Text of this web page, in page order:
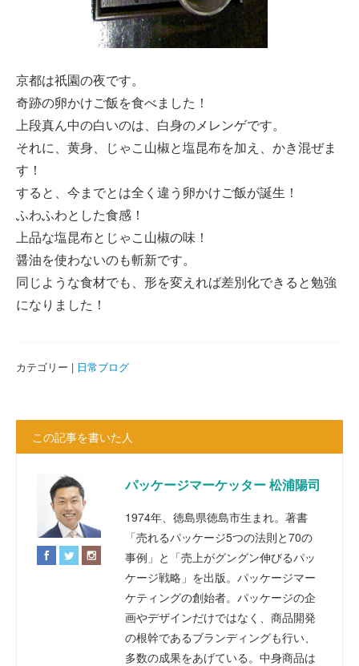
京都は祇園の夜です。
奇跡の卵かけご飯を食べました！
上段真ん中の白いのは、白身のメレンゲです。
それに、黄身、じゃこ山椒と塩昆布を加え、かき混ぜま
す！
すると、今までとは全く違う卵かけご飯が誕生！
ふわふわとした食感！
上品な塩昆布とじゃこ山椒の味！
醤油を使わないのも斬新です。
同じような食材でも、形を変えれば差別化できると勉強
になりました！
カテゴリー | 日常ブログ
この記事を書いた人
パッケージマーケッター 松浦陽司
1974年、徳島県徳島市生まれ。著書
「売れるパッケージ5つの法則と70の
事例」と「売上がグングン伸びるパッ
ケージ戦略」を出版。パッケージマー
ケティングの創始者。パッケージの企
画やデザインだけではなく、商品開発
の根幹であるブランディングも行い、
多数の成果をあげている。中身商品は